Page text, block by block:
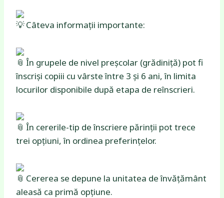
Câteva informații importante:
În grupele de nivel preșcolar (grădiniță) pot fi
înscriși copiii cu vârste între 3 și 6 ani, în limita
locurilor disponibile după etapa de reînscrieri.
În cererile-tip de înscriere părinții pot trece
trei opțiuni, în ordinea preferințelor.
Cererea se depune la unitatea de învățământ
aleasă ca primă opțiune.